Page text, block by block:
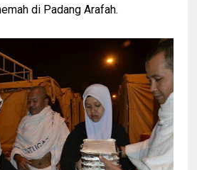
di Padang Arafah.